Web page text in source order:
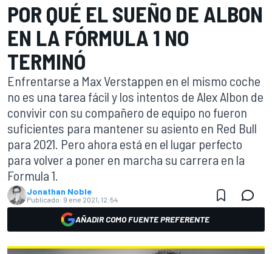
POR QUÉ EL SUEÑO DE ALBON
EN LA FÓRMULA 1 NO
TERMINÓ
Enfrentarse a Max Verstappen en el mismo coche
no es una tarea fácil y los intentos de Alex Albon de
convivir con su compañero de equipo no fueron
suficientes para mantener su asiento en Red Bull
para 2021. Pero ahora está en el lugar perfecto
para volver a poner en marcha su carrera en la
Formula 1.
Jonathan Noble
Publicado: 9 ene 2021, 12:54
AÑADIR COMO FUENTE PREFERENTE